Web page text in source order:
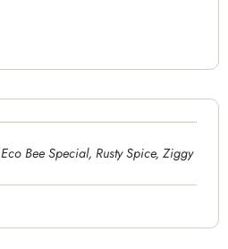
Eco Bee Special, Rusty Spice, Ziggy Grey